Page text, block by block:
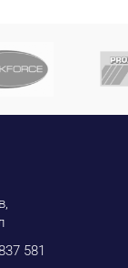
581